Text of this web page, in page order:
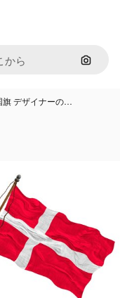
画像で
旗 デザイナーの…